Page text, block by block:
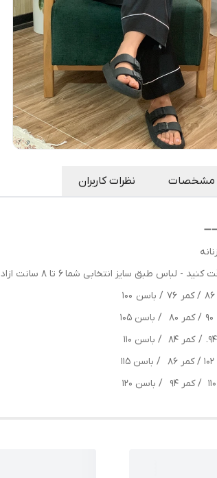
مشخصات نظرات کاربران
انتخابی شما 6 تا 8 سانت ازادتر دوخته میشود . سایز بزرگتر واتساپ پیام دهید